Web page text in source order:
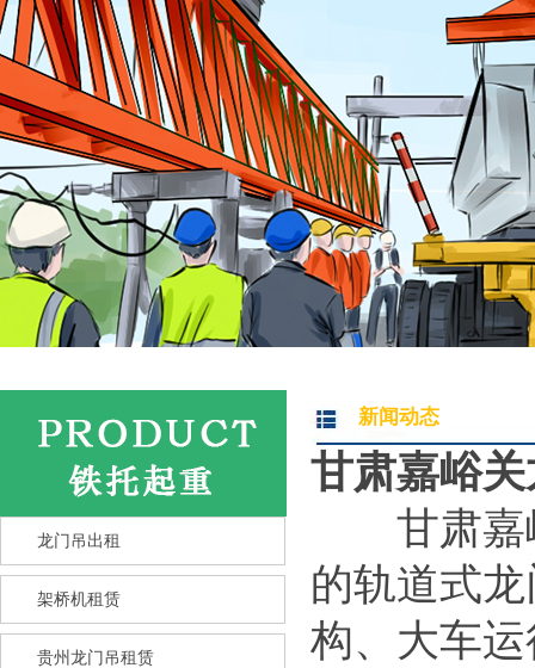
龙门吊出租
架桥机租赁
贵州龙门吊租赁
新闻动态
甘肃嘉峪
甘肃嘉
的轨道式
构、大车